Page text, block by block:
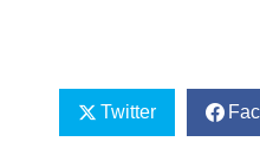
Twitter